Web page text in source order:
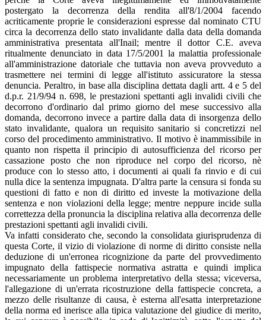
postergato la decorrenza della rendita all'8/1/2004 facendo
acriticamente proprie le considerazioni espresse dal nominato CTU
circa la decorrenza dello stato invalidante dalla data della domanda
amministrativa presentata all'Inail; mentre il dottor C.E. aveva
ritualmente denunciato in data 17/5/2001 la malattia professionale
all'amministrazione datoriale che tuttavia non aveva provveduto a
trasmettere nei termini di legge all'istituto assicuratore la stessa
denuncia. Peraltro, in base alla disciplina dettata dagli artt. 4 e 5 del
d.p.r. 21/9/94 n. 698, le prestazioni spettanti agli invalidi civili che
decorrono d'ordinario dal primo giorno del mese successivo alla
domanda, decorrono invece a partire dalla data di insorgenza dello
stato invalidante, qualora un requisito sanitario si concretizzi nel
corso del procedimento amministrativo. Il motivo è inammissibile in
quanto non rispetta il principio di autosufficienza del ricorso per
cassazione posto che non riproduce nel corpo del ricorso, nè
produce con lo stesso atto, i documenti ai quali fa rinvio e di cui
nulla dice la sentenza impugnata. D'altra parte la censura si fonda su
questioni di fatto e non di diritto ed investe la motivazione della
sentenza e non violazioni della legge; mentre neppure incide sulla
correttezza della pronuncia la disciplina relativa alla decorrenza delle
prestazioni spettanti agli invalidi civili.
Va infatti considerato che, secondo la consolidata giurisprudenza di
questa Corte, il vizio di violazione di norme di diritto consiste nella
deduzione di un'erronea ricognizione da parte del provvedimento
impugnato della fattispecie normativa astratta e quindi implica
necessariamente un problema interpretativo della stessa; viceversa,
l'allegazione di un'errata ricostruzione della fattispecie concreta, a
mezzo delle risultanze di causa, è esterna all'esatta interpretazione
della norma ed inerisce alla tipica valutazione del giudice di merito,